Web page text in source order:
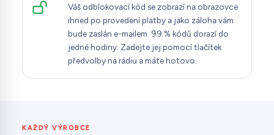
Váš odblokovací kód se zobrazí na obrazovce
ihned po provedení platby a jako záloha vám
bude zaslán e-mailem. 99 % kódů dorazí do
jedné hodiny. Zadejte jej pomocí tlačítek
předvolby na rádiu a máte hotovo.
KAŽDÝ VÝROBCE